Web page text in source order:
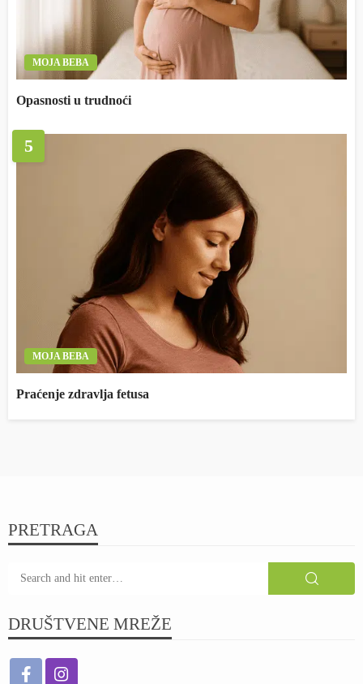
MOJA BEBA
Opasnosti u trudnoći
5
MOJA BEBA
Praćenje zdravlja fetusa
PRETRAGA
DRUŠTVENE MREŽE